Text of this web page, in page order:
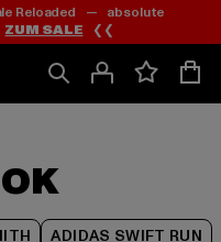
Reloaded — absolute
ZUM SALE ❮❮
ADIDAS SWIFT RUN